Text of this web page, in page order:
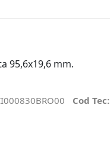
95,6x19,6 mm.
Cod Tec: